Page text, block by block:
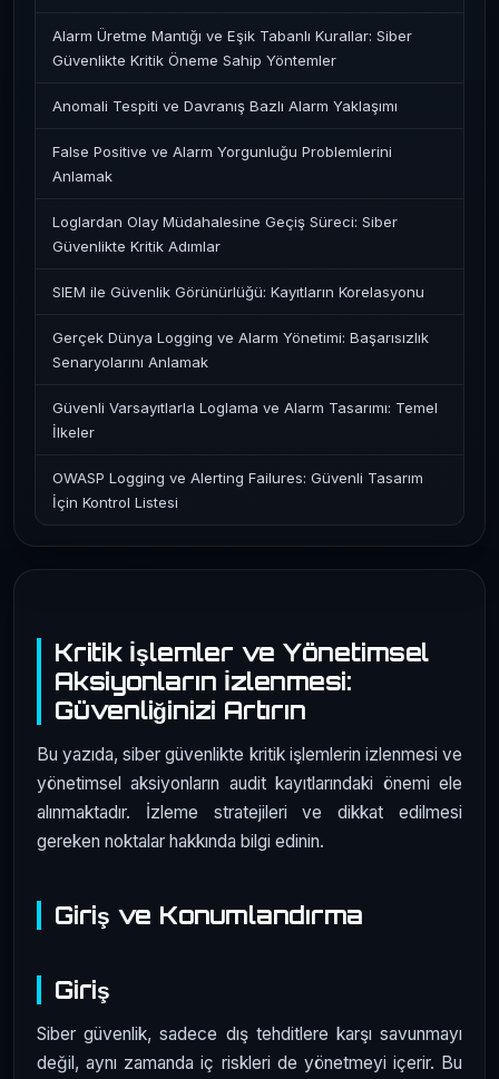
Kritik İşlemler ve Yönetimsel
Aksiyonların İzlenmesi:
Güvenliğinizi Artırın
Bu yazıda, siber güvenlikte kritik işlemlerin izlenmesi ve
yönetimsel aksiyonların audit kayıtlarındaki önemi ele
alınmaktadır. İzleme stratejileri ve dikkat edilmesi
gereken noktalar hakkında bilgi edinin.
Giriş ve Konumlandırma
Giriş
Siber güvenlik, sadece dış tehditlere karşı savunmayı
değil, aynı zamanda iç riskleri de yönetmeyi içerir. Bu
Alarm Üretme Mantığı ve Eşik Tabanlı Kurallar: Siber
Güvenlikte Kritik Öneme Sahip Yöntemler
Anomali Tespiti ve Davranış Bazlı Alarm Yaklaşımı
False Positive ve Alarm Yorgunluğu Problemlerini
Anlamak
Loglardan Olay Müdahalesine Geçiş Süreci: Siber
Güvenlikte Kritik Adımlar
SIEM ile Güvenlik Görünürlüğü: Kayıtların Korelasyonu
Gerçek Dünya Logging ve Alarm Yönetimi: Başarısızlık
Senaryolarını Anlamak
Güvenli Varsayıtlarla Loglama ve Alarm Tasarımı: Temel
İlkeler
OWASP Logging ve Alerting Failures: Güvenli Tasarım
İçin Kontrol Listesi